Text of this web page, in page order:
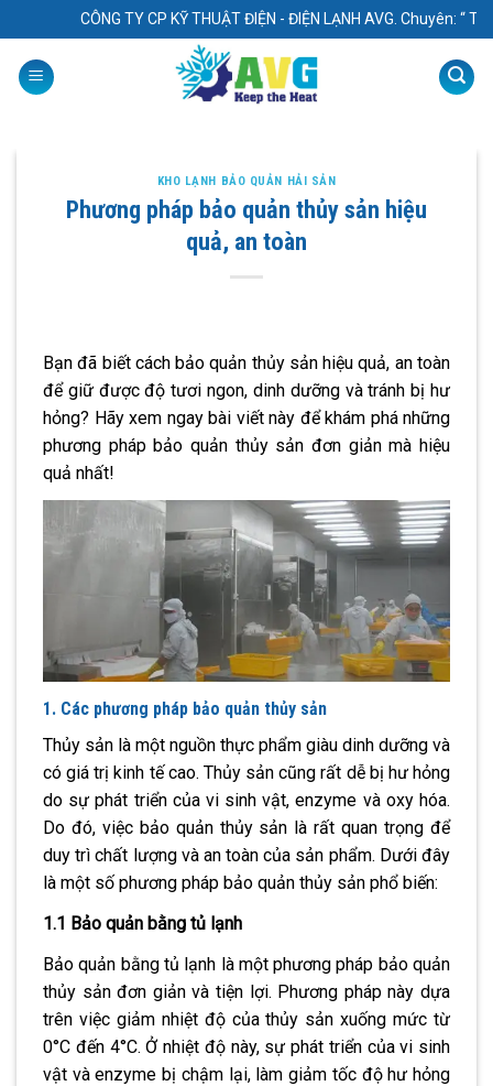
to
content
CÔNG TY CP KỸ THUẬT ĐIỆN - ĐIỆN LẠNH AVG. Chuyên: “ Thiết
KHO LẠNH BẢO QUẢN HẢI SẢN
Phương pháp bảo quản thủy sản hiệu
quả, an toàn
Bạn đã biết cách bảo quản thủy sản hiệu quả, an toàn
để giữ được độ tươi ngon, dinh dưỡng và tránh bị hư
hỏng? Hãy xem ngay bài viết này để khám phá những
phương pháp bảo quản thủy sản đơn giản mà hiệu
quả nhất!
1. Các phương pháp bảo quản thủy sản
Thủy sản là một nguồn thực phẩm giàu dinh dưỡng và
có giá trị kinh tế cao. Thủy sản cũng rất dễ bị hư hỏng
do sự phát triển của vi sinh vật, enzyme và oxy hóa.
Do đó, việc bảo quản thủy sản là rất quan trọng để
duy trì chất lượng và an toàn của sản phẩm. Dưới đây
là một số phương pháp bảo quản thủy sản phổ biến:
1.1 Bảo quản bằng tủ lạnh
Bảo quản bằng tủ lạnh là một phương pháp bảo quản
thủy sản đơn giản và tiện lợi. Phương pháp này dựa
trên việc giảm nhiệt độ của thủy sản xuống mức từ
0°C đến 4°C. Ở nhiệt độ này, sự phát triển của vi sinh
vật và enzyme bị chậm lại, làm giảm tốc độ hư hỏng